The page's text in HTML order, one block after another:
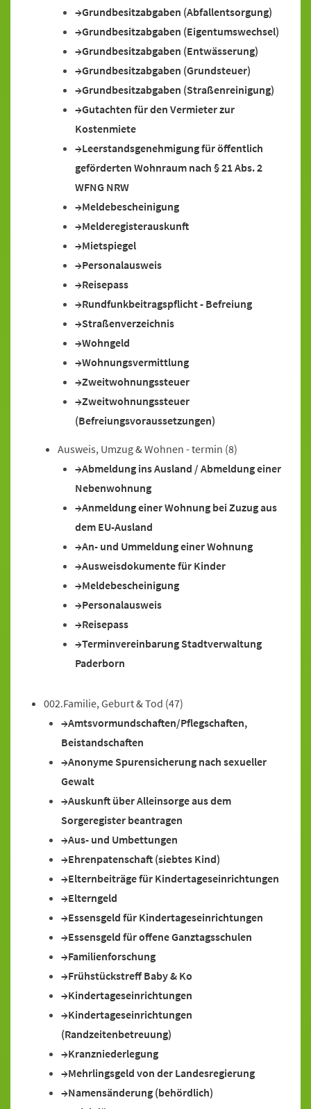
Grundbesitzabgaben (Abfallentsorgung)
Grundbesitzabgaben (Eigentumswechsel)
Grundbesitzabgaben (Entwässerung)
Grundbesitzabgaben (Grundsteuer)
Grundbesitzabgaben (Straßenreinigung)
Gutachten für den Vermieter zur
Kostenmiete
Leerstandsgenehmigung für öffentlich
geförderten Wohnraum nach § 21 Abs. 2
WFNG NRW
Meldebescheinigung
Melderegisterauskunft
Mietspiegel
Personalausweis
Reisepass
Rundfunkbeitragspflicht - Befreiung
Straßenverzeichnis
Wohngeld
Wohnungsvermittlung
Zweitwohnungssteuer
Zweitwohnungssteuer
(Befreiungsvoraussetzungen)
Ausweis, Umzug & Wohnen - termin (8)
Abmeldung ins Ausland / Abmeldung einer
Nebenwohnung
Anmeldung einer Wohnung bei Zuzug aus
dem EU-Ausland
An- und Ummeldung einer Wohnung
Ausweisdokumente für Kinder
Meldebescheinigung
Personalausweis
Reisepass
Terminvereinbarung Stadtverwaltung
Paderborn
002.Familie, Geburt & Tod (47)
Amtsvormundschaften/Pflegschaften,
Beistandschaften
Anonyme Spurensicherung nach sexueller
Gewalt
Auskunft über Alleinsorge aus dem
Sorgeregister beantragen
Aus- und Umbettungen
Ehrenpatenschaft (siebtes Kind)
Elternbeiträge für Kindertageseinrichtungen
Elterngeld
Essensgeld für Kindertageseinrichtungen
Essensgeld für offene Ganztagsschulen
Familienforschung
Frühstückstreff Baby & Ko
Kindertageseinrichtungen
Kindertageseinrichtungen
(Randzeitenbetreuung)
Kranzniederlegung
Mehrlingsgeld von der Landesregierung
Namensänderung (behördlich)